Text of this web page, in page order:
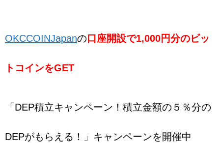
OKCCOINJapanの口座開設で1,000円分のビッ
トコインをGET
「DEP積立キャンペーン！積立金額の５％分の
DEPがもらえる！」キャンペーンを開催中